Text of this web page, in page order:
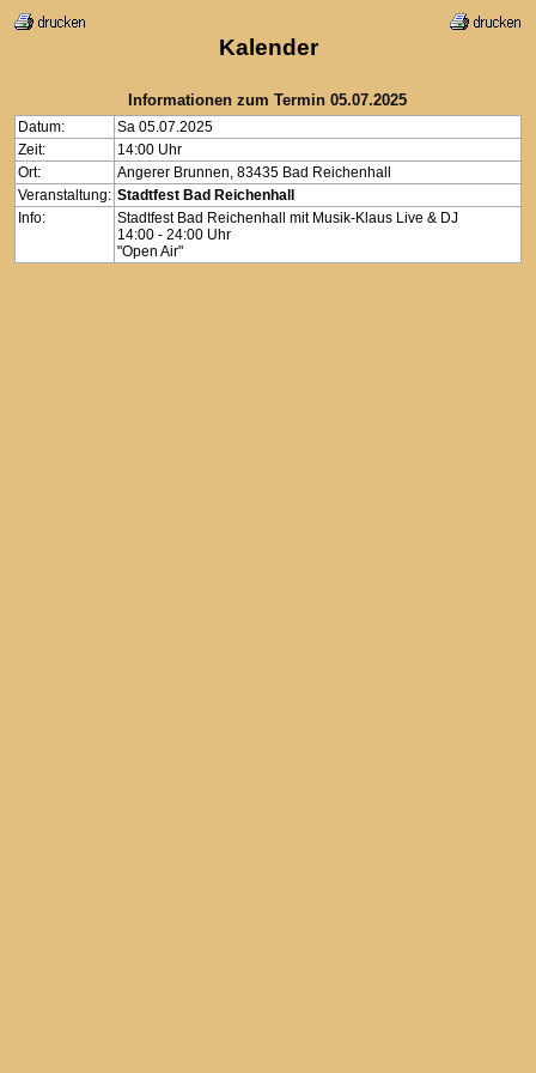
Kalender
Informationen zum Termin 05.07.2025
Datum:
Sa 05.07.2025
Zeit:
14:00 Uhr
Ort:
Angerer Brunnen, 83435 Bad Reichenhall
Veranstaltung: Stadtfest Bad Reichenhall
Info:
Stadtfest Bad Reichenhall mit Musik-Klaus Live & DJ
14:00 - 24:00 Uhr
"Open Air"